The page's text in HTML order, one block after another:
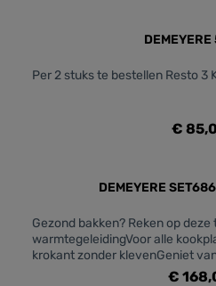
Per 2 stuks te bestellen Resto 3
€
DEMEYERE
Gezond bakken? Reken op deze
warmtegeleidingVoor alle
krokant zonder klevenGeniet
keramische antikleeflaag€